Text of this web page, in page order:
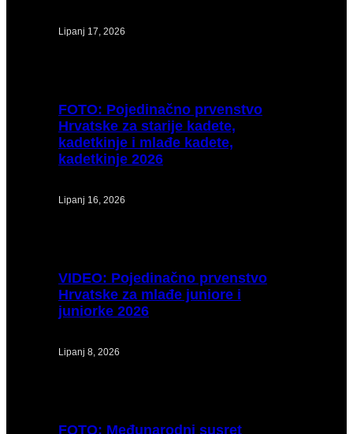
Lipanj 17, 2026
FOTO: Pojedinačno prvenstvo
Hrvatske za starije kadete,
kadetkinje i mlađe kadete,
kadetkinje 2026
Lipanj 16, 2026
VIDEO: Pojedinačno prvenstvo
Hrvatske za mlađe juniore i
juniorke 2026
Lipanj 8, 2026
FOTO: Međunarodni susret